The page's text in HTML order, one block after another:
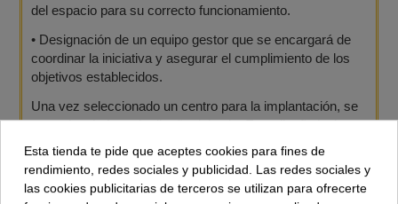
del espacio para su correcto funcionamiento.
• Designación de un equipo gestor que se encargará de
coordinar la iniciativa y asegurar el cumplimiento de los
objetivos establecidos.
Una vez seleccionado un centro para la implantación, se
procede a la fase de diseño del aula. Este diseño incluye
la planificación de los equipamientos necesarios, así
como el establecimiento de una metodología de
enseñanza que fomente el aprendizaje activo y práctico.
Con la actual inversión en programas como
Esta tienda te pide que aceptes cookies para fines de
rendimiento, redes sociales y publicidad. Las redes sociales y
las cookies publicitarias de terceros se utilizan para ofrecerte